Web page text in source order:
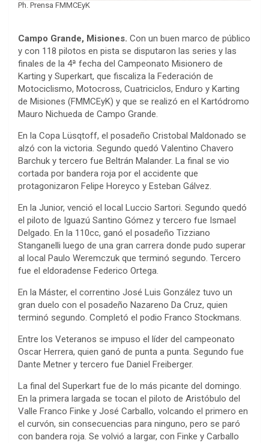
Ph. Prensa FMMCEyK
Campo Grande, Misiones. Con un buen marco de público
y con 118 pilotos en pista se disputaron las series y las
finales de la 4ª fecha del Campeonato Misionero de
Karting y Superkart, que fiscaliza la Federación de
Motociclismo, Motocross, Cuatriciclos, Enduro y Karting
de Misiones (FMMCEyK) y que se realizó en el Kartódromo
Mauro Nichueda de Campo Grande.
En la Copa Lüsqtoff, el posadeño Cristobal Maldonado se
alzó con la victoria. Segundo quedó Valentino Chavero
Barchuk y tercero fue Beltrán Malander. La final se vio
cortada por bandera roja por el accidente que
protagonizaron Felipe Horeyco y Esteban Gálvez.
En la Junior, venció el local Luccio Sartori. Segundo quedó
el piloto de Iguazú Santino Gómez y tercero fue Ismael
Delgado. En la 110cc, ganó el posadeño Tizziano
Stanganelli luego de una gran carrera donde pudo superar
al local Paulo Weremczuk que terminó segundo. Tercero
fue el eldoradense Federico Ortega.
En la Máster, el correntino José Luis González tuvo un
gran duelo con el posadeño Nazareno Da Cruz, quien
terminó segundo. Completó el podio Franco Stockmans.
Entre los Veteranos se impuso el líder del campeonato
Oscar Herrera, quien ganó de punta a punta. Segundo fue
Dante Metner y tercero fue Daniel Freiberger.
La final del Superkart fue de lo más picante del domingo.
En la primera largada se tocan el piloto de Aristóbulo del
Valle Franco Finke y José Carballo, volcando el primero en
el curvón, sin consecuencias para ninguno, pero se paró
con bandera roja. Se volvió a largar, con Finke y Carballo